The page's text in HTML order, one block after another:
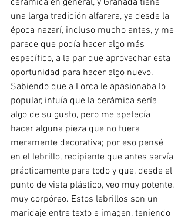
cerámica en general, y Granada tiene
una larga tradición alfarera, ya desde la
época nazarí, incluso mucho antes, y me
parece que podía hacer algo más
específico, a la par que aprovechar esta
oportunidad para hacer algo nuevo.
Sabiendo que a Lorca le apasionaba lo
popular, intuía que la cerámica sería
algo de su gusto, pero me apetecía
hacer alguna pieza que no fuera
meramente decorativa; por eso pensé
en el lebrillo, recipiente que antes servía
prácticamente para todo y que, desde el
punto de vista plástico, veo muy potente,
muy corpóreo. Estos lebrillos son un
maridaje entre texto e imagen, teniendo